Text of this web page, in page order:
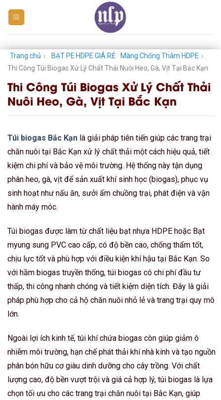
Trang chủ › BẠT PE HDPE GIÁ RẺ Màng Chống Thâm HDPE ›
Thi Công Túi Biogas Xử Lý Chất Thải Nuôi Heo, Gà, Vịt Tại Bắc Kạn
Thi Công Túi Biogas Xử Lý Chất Thải
Nuôi Heo, Gà, Vịt Tại Bắc Kạn
Túi biogas Bắc Kạn là giải pháp tiên tiến giúp các trang trại
chăn nuôi tại Bắc Kạn xử lý chất thải một cách hiệu quả, tiết
kiệm chi phí và bảo vệ môi trường. Hệ thống này tận dụng
phân heo, gà, vịt để sản xuất khí sinh học (biogas), phục vụ
sinh hoạt như nấu ăn, sưởi ấm chuồng trại, phát điện và vận
hành máy móc.
Túi biogas được làm từ chất liệu bạt nhựa HDPE hoặc Bạt
myung sung PVC cao cấp, có độ bền cao, chống thấm tốt,
chịu lực tốt và phù hợp với điều kiện khí hậu tại Bắc Kạn. So
với hầm biogas truyền thống, túi biogas có chi phí đầu tư
thấp, thi công nhanh chóng và tiết kiệm diện tích. Đây là giải
pháp phù hợp cho cả hộ chăn nuôi nhỏ lẻ và trang trại quy mô
lớn.
Ngoài lợi ích kinh tế, túi khí chứa biogas còn giúp giảm ô
nhiễm môi trường, hạn chế phát thải khí nhà kính và tạo nguồn
phân bón hữu cơ giàu dinh dưỡng cho cây trồng. Với chất
lượng cao, độ bền vượt trội và giá cả hợp lý, túi biogas là lựa
chọn tối ưu cho các trang trại chăn nuôi tại Bắc Kạn, giúp